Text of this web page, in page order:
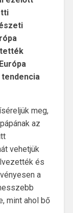
meg,
az
vehetjük
és
a
mint ahol bő